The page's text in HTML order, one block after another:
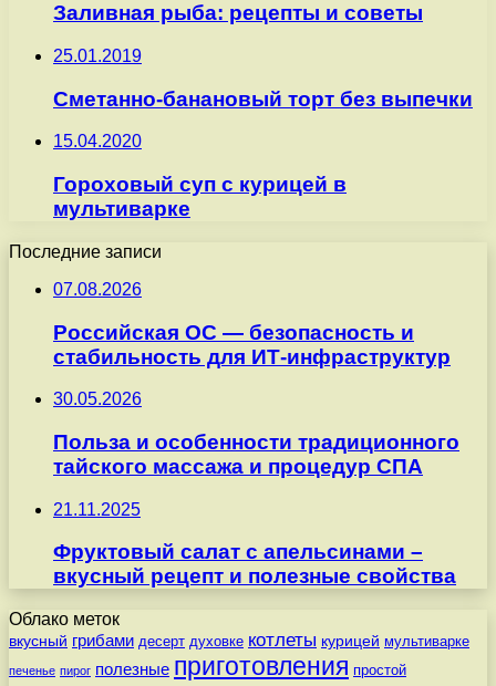
Заливная рыба: рецепты и советы
25.01.2019
Сметанно-банановый торт без выпечки
15.04.2020
Гороховый суп с курицей в
мультиварке
Последние записи
07.08.2026
Российская ОС — безопасность и
стабильность для ИТ-инфраструктур
30.05.2026
Польза и особенности традиционного
тайского массажа и процедур СПА
21.11.2025
Фруктовый салат с апельсинами –
вкусный рецепт и полезные свойства
Облако меток
вкусный грибами десерт духовке котлеты курицей мультиварке
печенье пирог полезные приготовления простой